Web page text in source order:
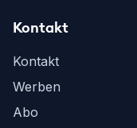
Kontakt
Kontakt
Werben
Abo